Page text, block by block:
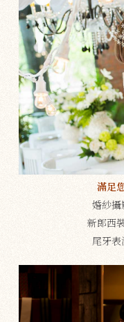
滿足
婚紗
新郎西
尾牙